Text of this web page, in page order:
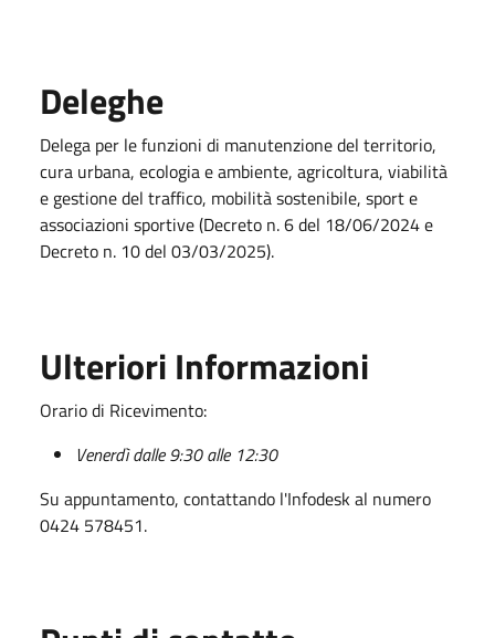
Deleghe
Delega per le funzioni di manutenzione del territorio,
cura urbana, ecologia e ambiente, agricoltura, viabilità
e gestione del traffico, mobilità sostenibile, sport e
associazioni sportive (Decreto n. 6 del 18/06/2024 e
Decreto n. 10 del 03/03/2025).
Ulteriori Informazioni
Orario di Ricevimento:
Venerdì dalle 9:30 alle 12:30
Su appuntamento, contattando l'Infodesk al numero
0424 578451.